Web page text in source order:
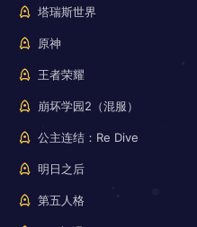
塔瑞斯世界
原神
王者荣耀
崩坏学园2（混服）
公主连结：Re Dive
明日之后
第五人格